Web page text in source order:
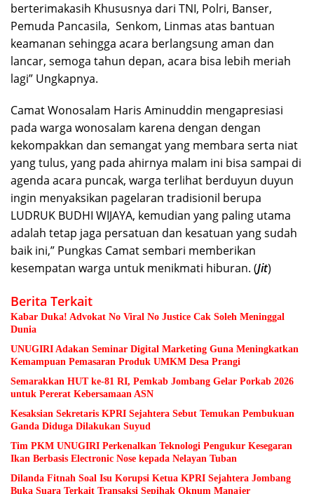
berterimakasih Khususnya dari TNI, Polri, Banser,
Pemuda Pancasila, Senkom, Linmas atas bantuan
keamanan sehingga acara berlangsung aman dan
lancar, semoga tahun depan, acara bisa lebih meriah
lagi” Ungkapnya.
Camat Wonosalam Haris Aminuddin mengapresiasi
pada warga wonosalam karena dengan dengan
kekompakkan dan semangat yang membara serta niat
yang tulus, yang pada ahirnya malam ini bisa sampai di
agenda acara puncak, warga terlihat berduyun duyun
ingin menyaksikan pagelaran tradisionil berupa
LUDRUK BUDHI WIJAYA, kemudian yang paling utama
adalah tetap jaga persatuan dan kesatuan yang sudah
baik ini,” Pungkas Camat sembari memberikan
kesempatan warga untuk menikmati hiburan. (Jit)
Berita Terkait
Kabar Duka! Advokat No Viral No Justice Cak Soleh Meninggal
Dunia
UNUGIRI Adakan Seminar Digital Marketing Guna Meningkatkan
Kemampuan Pemasaran Produk UMKM Desa Prangi
Semarakkan HUT ke-81 RI, Pemkab Jombang Gelar Porkab 2026
untuk Pererat Kebersamaan ASN
Kesaksian Sekretaris KPRI Sejahtera Sebut Temukan Pembukuan
Ganda Diduga Dilakukan Suyud
Tim PKM UNUGIRI Perkenalkan Teknologi Pengukur Kesegaran
Ikan Berbasis Electronic Nose kepada Nelayan Tuban
Dilanda Fitnah Soal Isu Korupsi Ketua KPRI Sejahtera Jombang
Buka Suara Terkait Transaksi Sepihak Oknum Manajer